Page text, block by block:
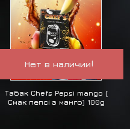
Нет в наличии!
Табак Chefs Pepsi mango (
Смак пепсі з манго) 100g